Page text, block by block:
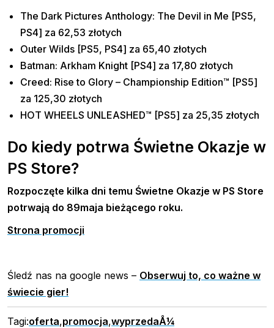
The Dark Pictures Anthology: The Devil in Me [PS5,
PS4] za 62,53 złotych
Outer Wilds [PS5, PS4] za 65,40 złotych
Batman: Arkham Knight [PS4] za 17,80 złotych
Creed: Rise to Glory – Championship Edition™ [PS5]
za 125,30 złotych
HOT WHEELS UNLEASHED™ [PS5] za 25,35 złotych
Do kiedy potrwa Świetne Okazje w
PS Store?
Rozpoczęte kilka dni temu Świetne Okazje w PS Store
potrwają do 89maja bieżącego roku.
Strona promocji
Śledź nas na google news – Obserwuj to, co ważne w
świecie gier!
Tagi:oferta,promocja,wyprzedaÅ¼